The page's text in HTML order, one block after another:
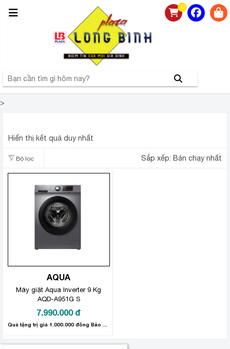
0
>
Hiển thị kết quả duy nhất
Bộ lọc Sắp xếp: Bán chạy nhất
AQUA
Máy giặt Aqua Inverter 9 Kg
AQD-A951G S
7.990.000 đ